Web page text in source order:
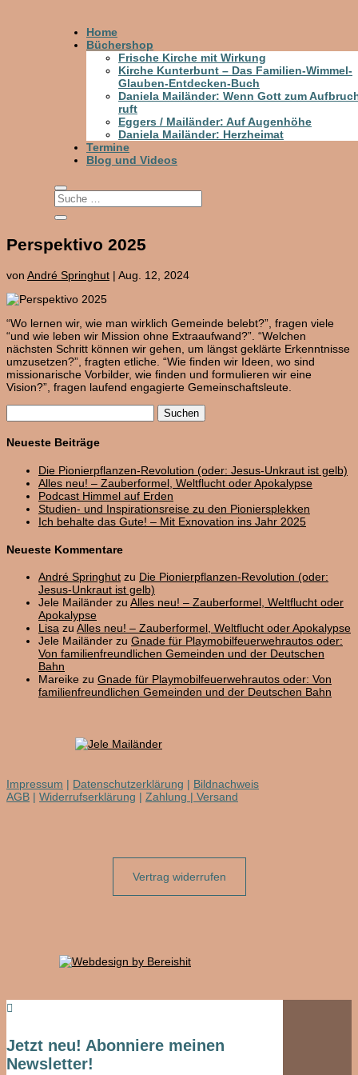
Home
Büchershop
Frische Kirche mit Wirkung
Kirche Kunterbunt – Das Familien-Wimmel-
Glauben-Entdecken-Buch
Daniela Mailänder: Wenn Gott zum
ruft
Eggers / Mailänder: Auf Augenhöhe
Daniela Mailänder: Herzheimat
Termine
Blog und Videos
Perspektivo 2025
von André Springhut | Aug. 12, 2024
“Wo lernen wir, wie man wirklich Gemeinde belebt?”, fragen viele
“und wie leben wir Mission ohne Extraaufwand?”. “Welchen
nächsten Schritt können wir gehen, um längst geklärte Erkenntnisse
umzusetzen?”, fragten etliche. “Wie finden wir Ideen, wo sind
missionarische Vorbilder, wie finden und formulieren wir eine
Vision?”, fragen laufend engagierte Gemeinschaftsleute.
nach:
Neueste Beiträge
Die Pionierpflanzen-Revolution (oder: Jesus-Unkraut ist gelb)
Alles neu! – Zauberformel, Weltflucht oder Apokalypse
Podcast Himmel auf Erden
Studien- und Inspirationsreise zu den Pioniersplekken
Ich behalte das Gute! – Mit Exnovation ins Jahr 2025
Neueste Kommentare
André Springhut zu Die Pionierpflanzen-Revolution (oder:
Jesus-Unkraut ist gelb)
Jele Mailänder zu Alles neu! – Zauberformel, Weltflucht oder
Apokalypse
Lisa zu Alles neu! – Zauberformel, Weltflucht oder Apokalypse
Jele Mailänder zu Gnade für Playmobilfeuerwehrautos oder:
Von familienfreundlichen Gemeinden und der Deutschen
Bahn
Mareike zu Gnade für Playmobilfeuerwehrautos oder: Von
familienfreundlichen Gemeinden und der Deutschen Bahn
Impressum | Datenschutzerklärung | Bildnachweis
AGB | Widerrufserklärung | Zahlung | Versand
Vertrag widerrufen

Jetzt neu! Abonniere meinen
Newsletter!